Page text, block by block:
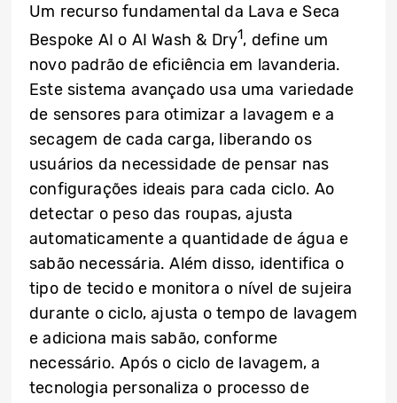
Um recurso fundamental da Lava e Seca
Bespoke AI o AI Wash & Dry1, define um
novo padrão de eficiência em lavanderia.
Este sistema avançado usa uma variedade
de sensores para otimizar a lavagem e a
secagem de cada carga, liberando os
usuários da necessidade de pensar nas
configurações ideais para cada ciclo. Ao
detectar o peso das roupas, ajusta
automaticamente a quantidade de água e
sabão necessária. Além disso, identifica o
tipo de tecido e monitora o nível de sujeira
durante o ciclo, ajusta o tempo de lavagem
e adiciona mais sabão, conforme
necessário. Após o ciclo de lavagem, a
tecnologia personaliza o processo de